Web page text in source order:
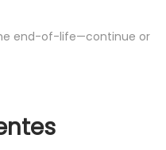
end-of-life—continue or